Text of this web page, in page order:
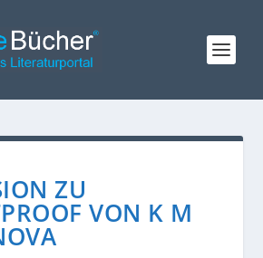
ZU
VON K M